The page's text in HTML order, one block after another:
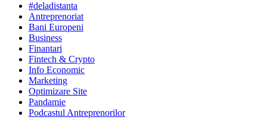
#deladistanta
Antreprenoriat
Bani Europeni
Business
Finantari
Fintech & Crypto
Info Economic
Marketing
Optimizare Site
Pandamie
Podcastul Antreprenorilor